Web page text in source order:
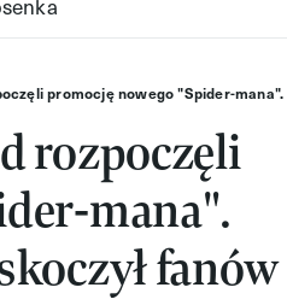
promocję nowego "Spider-
rozpoczęli
mana".
fanów